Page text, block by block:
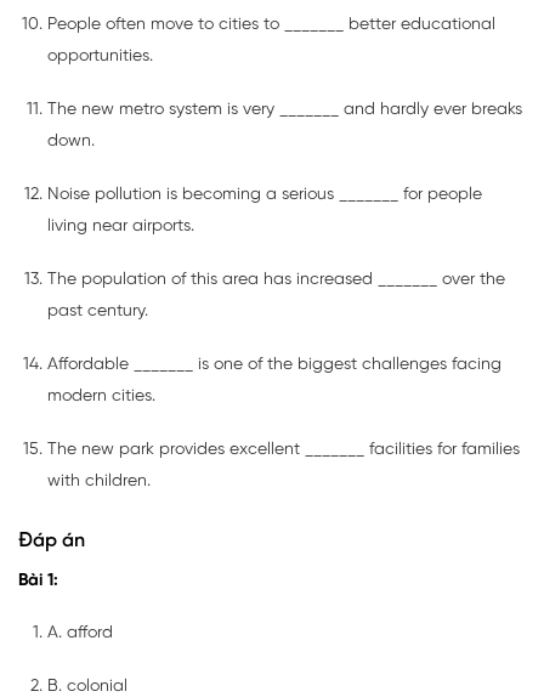
People often move to cities to _______ better educational
opportunities.
The new metro system is very _______ and hardly ever breaks
down.
Noise pollution is becoming a serious _______ for people
living near airports.
The population of this area has increased _______ over the
past century.
Affordable _______ is one of the biggest challenges facing
modern cities.
The new park provides excellent _______ facilities for families
with children.
Đáp án
Bài 1:
A. afford
B. colonial